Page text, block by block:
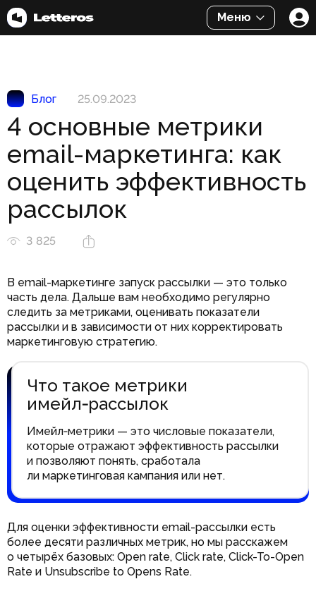
Меню
Блог 25.09.2023
4 основные метрики
email-маркетинга: как
оценить эффективность
рассылок
3 825
В email-маркетинге запуск рассылки — это только
часть дела. Дальше вам необходимо регулярно
следить за метриками, оценивать показатели
рассылки и в зависимости от них корректировать
маркетинговую стратегию.
Что такое метрики
имейл‑рассылок
Имейл‑метрики — это числовые показатели,
которые отражают эффективность рассылки
и позволяют понять, сработала
ли маркетинговая кампания или нет.
Для оценки эффективности email-рассылки есть
более десяти различных метрик, но мы расскажем
о четырёх базовых: Open rate, Click rate, Click-To-Open
Rate и Unsubscribe to Opens Rate.